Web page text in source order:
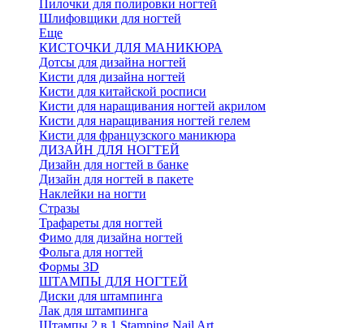
Пилочки для полировки ногтей
Шлифовщики для ногтей
Еще
КИСТОЧКИ ДЛЯ МАНИКЮРА
Дотсы для дизайна ногтей
Кисти для дизайна ногтей
Кисти для китайской росписи
Кисти для наращивания ногтей акрилом
Кисти для наращивания ногтей гелем
Кисти для французского маникюра
ДИЗАЙН ДЛЯ НОГТЕЙ
Дизайн для ногтей в банке
Дизайн для ногтей в пакете
Наклейки на ногти
Стразы
Трафареты для ногтей
Фимо для дизайна ногтей
Фольга для ногтей
Формы 3D
ШТАМПЫ ДЛЯ НОГТЕЙ
Диски для штампинга
Лак для штампинга
Штампы 2 в 1 Stamping Nail Art